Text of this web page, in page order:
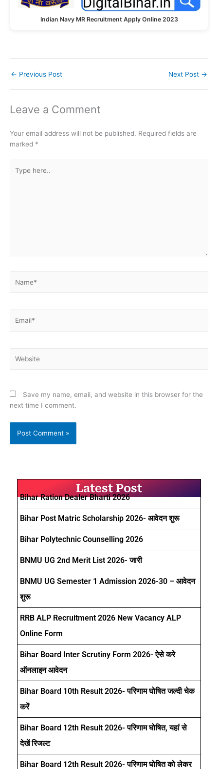
Indian Navy MR Recruitment Apply Online 2023
← Previous Post Next Post →
Leave a Comment
Your email address will not be published. Required fields are
marked *
here..
Save my name, email, and website in this browser for the
next time I comment.
Latest Post
Bihar Ration Dealer Bharti 2026
Bihar Post Matric Scholarship 2026- आवेदन शुरू
Bihar Polytechnic Counselling 2026
BNMU UG 2nd Merit List 2026- जारी
BNMU UG Semester 1 Admission 2026-30 – आवेदन
शुरू
RRB ALP Recruitment 2026 New Vacancy ALP
Online Form
Bihar Board Inter Scrutiny Form 2026- ऐसे करे
ऑनलाइन आवेदन
Bihar Board 10th Result 2026- परिणाम घोषित जल्दी चेक
करें
Bihar Board 12th Result 2026- परिणाम घोषित, यहां से
देखें रिजल्ट
Bihar Board 12th Result 2026- परिणाम घोषित को लेकर